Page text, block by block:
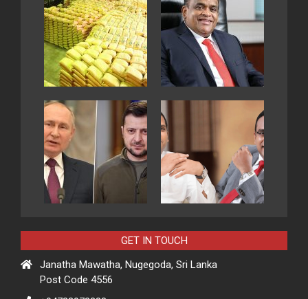
GET IN TOUCH
Janatha Mawatha, Nugegoda, Sri Lanka
Post Code 4556